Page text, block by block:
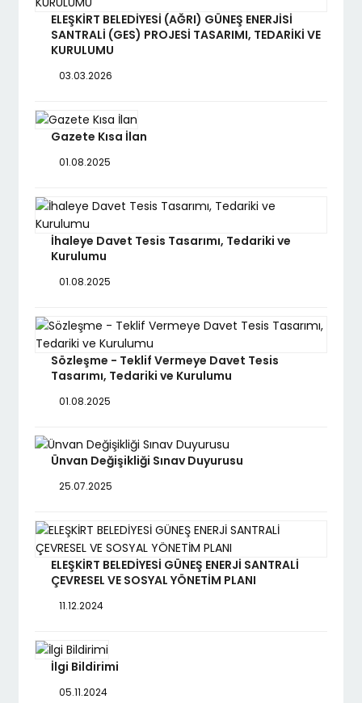
ELEŞKİRT BELEDİYESİ (AĞRI) GÜNEŞ ENERJİSİ
SANTRALİ (GES) PROJESİ TASARIMI, TEDARİKİ VE
KURULUMU
03.03.2026
Gazete Kısa İlan
01.08.2025
İhaleye Davet Tesis Tasarımı, Tedariki ve
Kurulumu
01.08.2025
Sözleşme - Teklif Vermeye Davet Tesis
Tasarımı, Tedariki ve Kurulumu
01.08.2025
Ünvan Değişikliği Sınav Duyurusu
25.07.2025
ELEŞKİRT BELEDİYESİ GÜNEŞ ENERJİ SANTRALİ
ÇEVRESEL VE SOSYAL YÖNETİM PLANI
11.12.2024
İlgi Bildirimi
05.11.2024